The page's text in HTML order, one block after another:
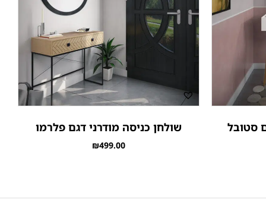
סטובל שולחן כניסה מודרני דגם פלרמו
₪499.00